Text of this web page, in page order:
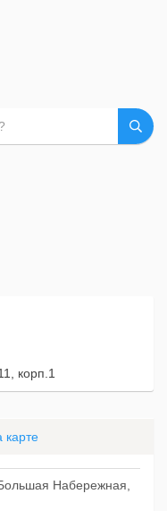
корп.1
карте
Набережная,